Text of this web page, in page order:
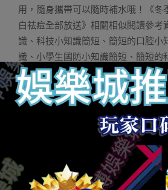
用，隨身攜帶可以隨時補水哦！《冬
白祛痘全部放送》相關相似閱讀參考
識、科技小知識簡短、簡短的口腔小
識、小學生國防小知識簡短、簡短的
碳環保小知識簡短、環保小知識簡短
博奕遊戲推薦:
Q8娛樂城